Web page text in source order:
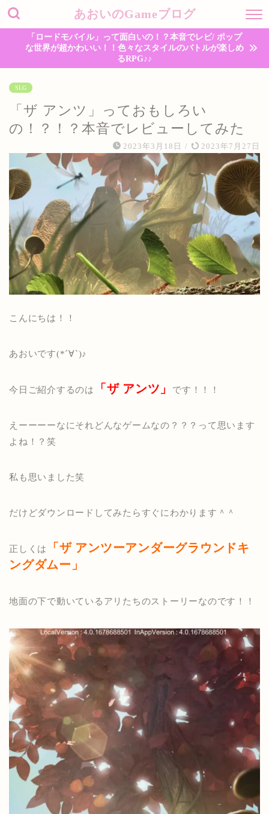
あおいのGameブログ
「ロードモバイル」って面白いの！？本音でレビ/ ポップ
な世界が超かわいい！！色々なスタイルのバトルが楽しめ
るRPG♪♪
SLG
「ザ アンツ」っておもしろい
の！？！？本音でレビューしてみた
2023年3月18日 / 2023年7月27日
こんにちは！！
あおいです(*´∀`)♪
今日ご紹介するのは 「ザ アンツ」 です！！！
えーーーーなにそれどんなゲームなの？？？って思います
よね！？笑
私も思いました笑
だけどダウンロードしてみたらすぐにわかります＾＾
正しくは
「ザ アンツーアンダーグラウンドキ
ングダムー」
地面の下で動いているアリたちのストーリーなのです！！